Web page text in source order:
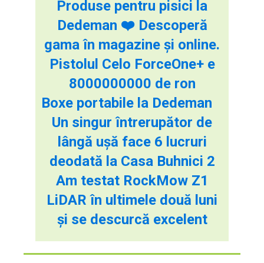
Produse pentru pisici la
Dedeman ❤️ Descoperă
gama în magazine și online.
Pistolul Celo ForceOne+ e
8000000000 de ron
Boxe portabile la Dedeman
Un singur întrerupător de
lângă ușă face 6 lucruri
deodată la Casa Buhnici 2
Am testat RockMow Z1
LiDAR în ultimele două luni
și se descurcă excelent